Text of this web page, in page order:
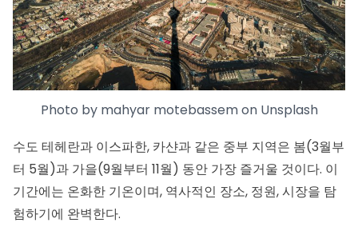
Photo by mahyar motebassemon Unsplash
수도 테헤란과 이스파한, 카샨과 같은 중부 지역은 봄(3월부
터 5월)과 가을(9월부터 11월) 동안 가장 즐거울 것이다. 이
기간에는 온화한 기온이며, 역사적인 장소, 정원, 시장을 탐
험하기에 완벽한다.